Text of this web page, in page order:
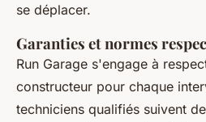
se déplacer.
Garanties et normes
Run Garage s'engage à
constructeur pour chaque
techniciens qualifiés suivent